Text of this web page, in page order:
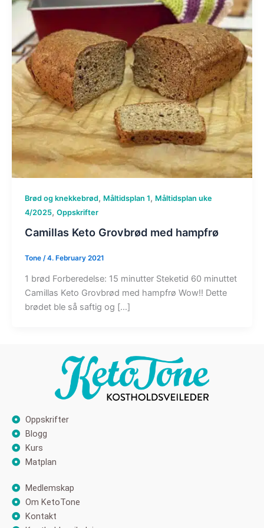
Brød og knekkebrød, Måltidsplan 1, Måltidsplan uke
4/2025, Oppskrifter
Camillas Keto Grovbrød med hampfrø
Tone /4. February 2021
1 brød Forberedelse: 15 minutter Steketid 60 minuttet
Camillas Keto Grovbrød med hampfrø Wow!! Dette
brødet ble så saftig og […]
Oppskrifter
Blogg
Kurs
Matplan
Medlemskap
Om KetoTone
Kontakt